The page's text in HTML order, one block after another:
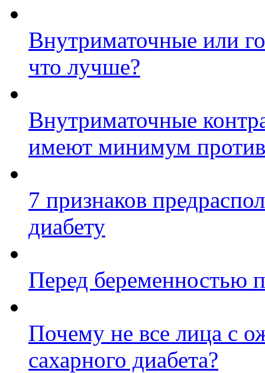
Внутриматочные или
что лучше?
Внутриматочные
имеют минимум
7 признаков
диабету
Перед беременностью
Почему не все лица с
сахарного диабета?